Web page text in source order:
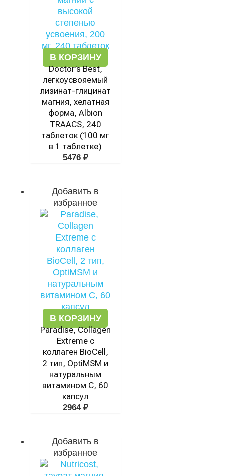
В КОРЗИНУ
Doctor’s Best,
легкоусвояемый
лизинат-глицинат
магния, хелатная
форма, Albion
TRAACS, 240
таблеток (100 мг
в 1 таблетке)
5476 ₽
Добавить в
избранное
В КОРЗИНУ
Paradise, Collagen
Extreme с
коллаген BioCell,
2 тип, OptiMSM и
натуральным
витамином C, 60
капсул
2964 ₽
Добавить в
избранное